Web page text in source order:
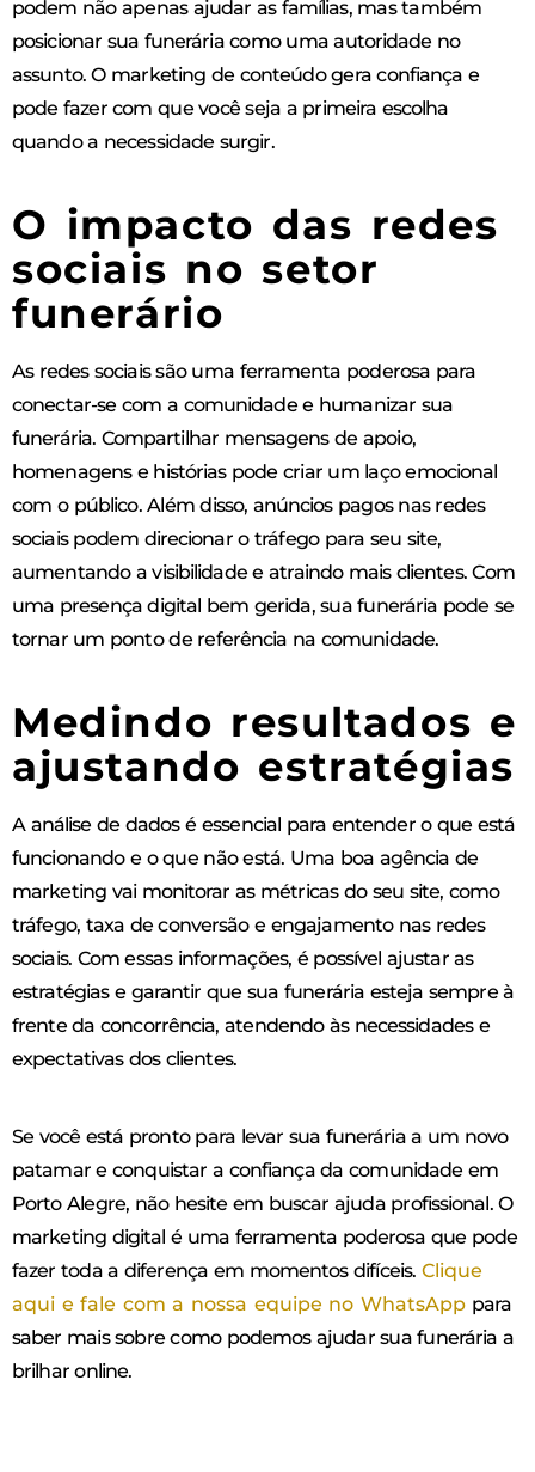
podem não apenas ajudar as famílias, mas também
posicionar sua funerária como uma autoridade no
assunto. O marketing de conteúdo gera confiança e
pode fazer com que você seja a primeira escolha
quando a necessidade surgir.
O impacto das redes
sociais no setor
funerário
As redes sociais são uma ferramenta poderosa para
conectar-se com a comunidade e humanizar sua
funerária. Compartilhar mensagens de apoio,
homenagens e histórias pode criar um laço emocional
com o público. Além disso, anúncios pagos nas redes
sociais podem direcionar o tráfego para seu site,
aumentando a visibilidade e atraindo mais clientes. Com
uma presença digital bem gerida, sua funerária pode se
tornar um ponto de referência na comunidade.
Medindo resultados e
ajustando estratégias
A análise de dados é essencial para entender o que está
funcionando e o que não está. Uma boa agência de
marketing vai monitorar as métricas do seu site, como
tráfego, taxa de conversão e engajamento nas redes
sociais. Com essas informações, é possível ajustar as
estratégias e garantir que sua funerária esteja sempre à
frente da concorrência, atendendo às necessidades e
expectativas dos clientes.
Se você está pronto para levar sua funerária a um novo
patamar e conquistar a confiança da comunidade em
Porto Alegre, não hesite em buscar ajuda profissional. O
marketing digital é uma ferramenta poderosa que pode
fazer toda a diferença em momentos difíceis. Clique
aqui e fale com a nossa equipe no WhatsApppara
saber mais sobre como podemos ajudar sua funerária a
brilhar online.